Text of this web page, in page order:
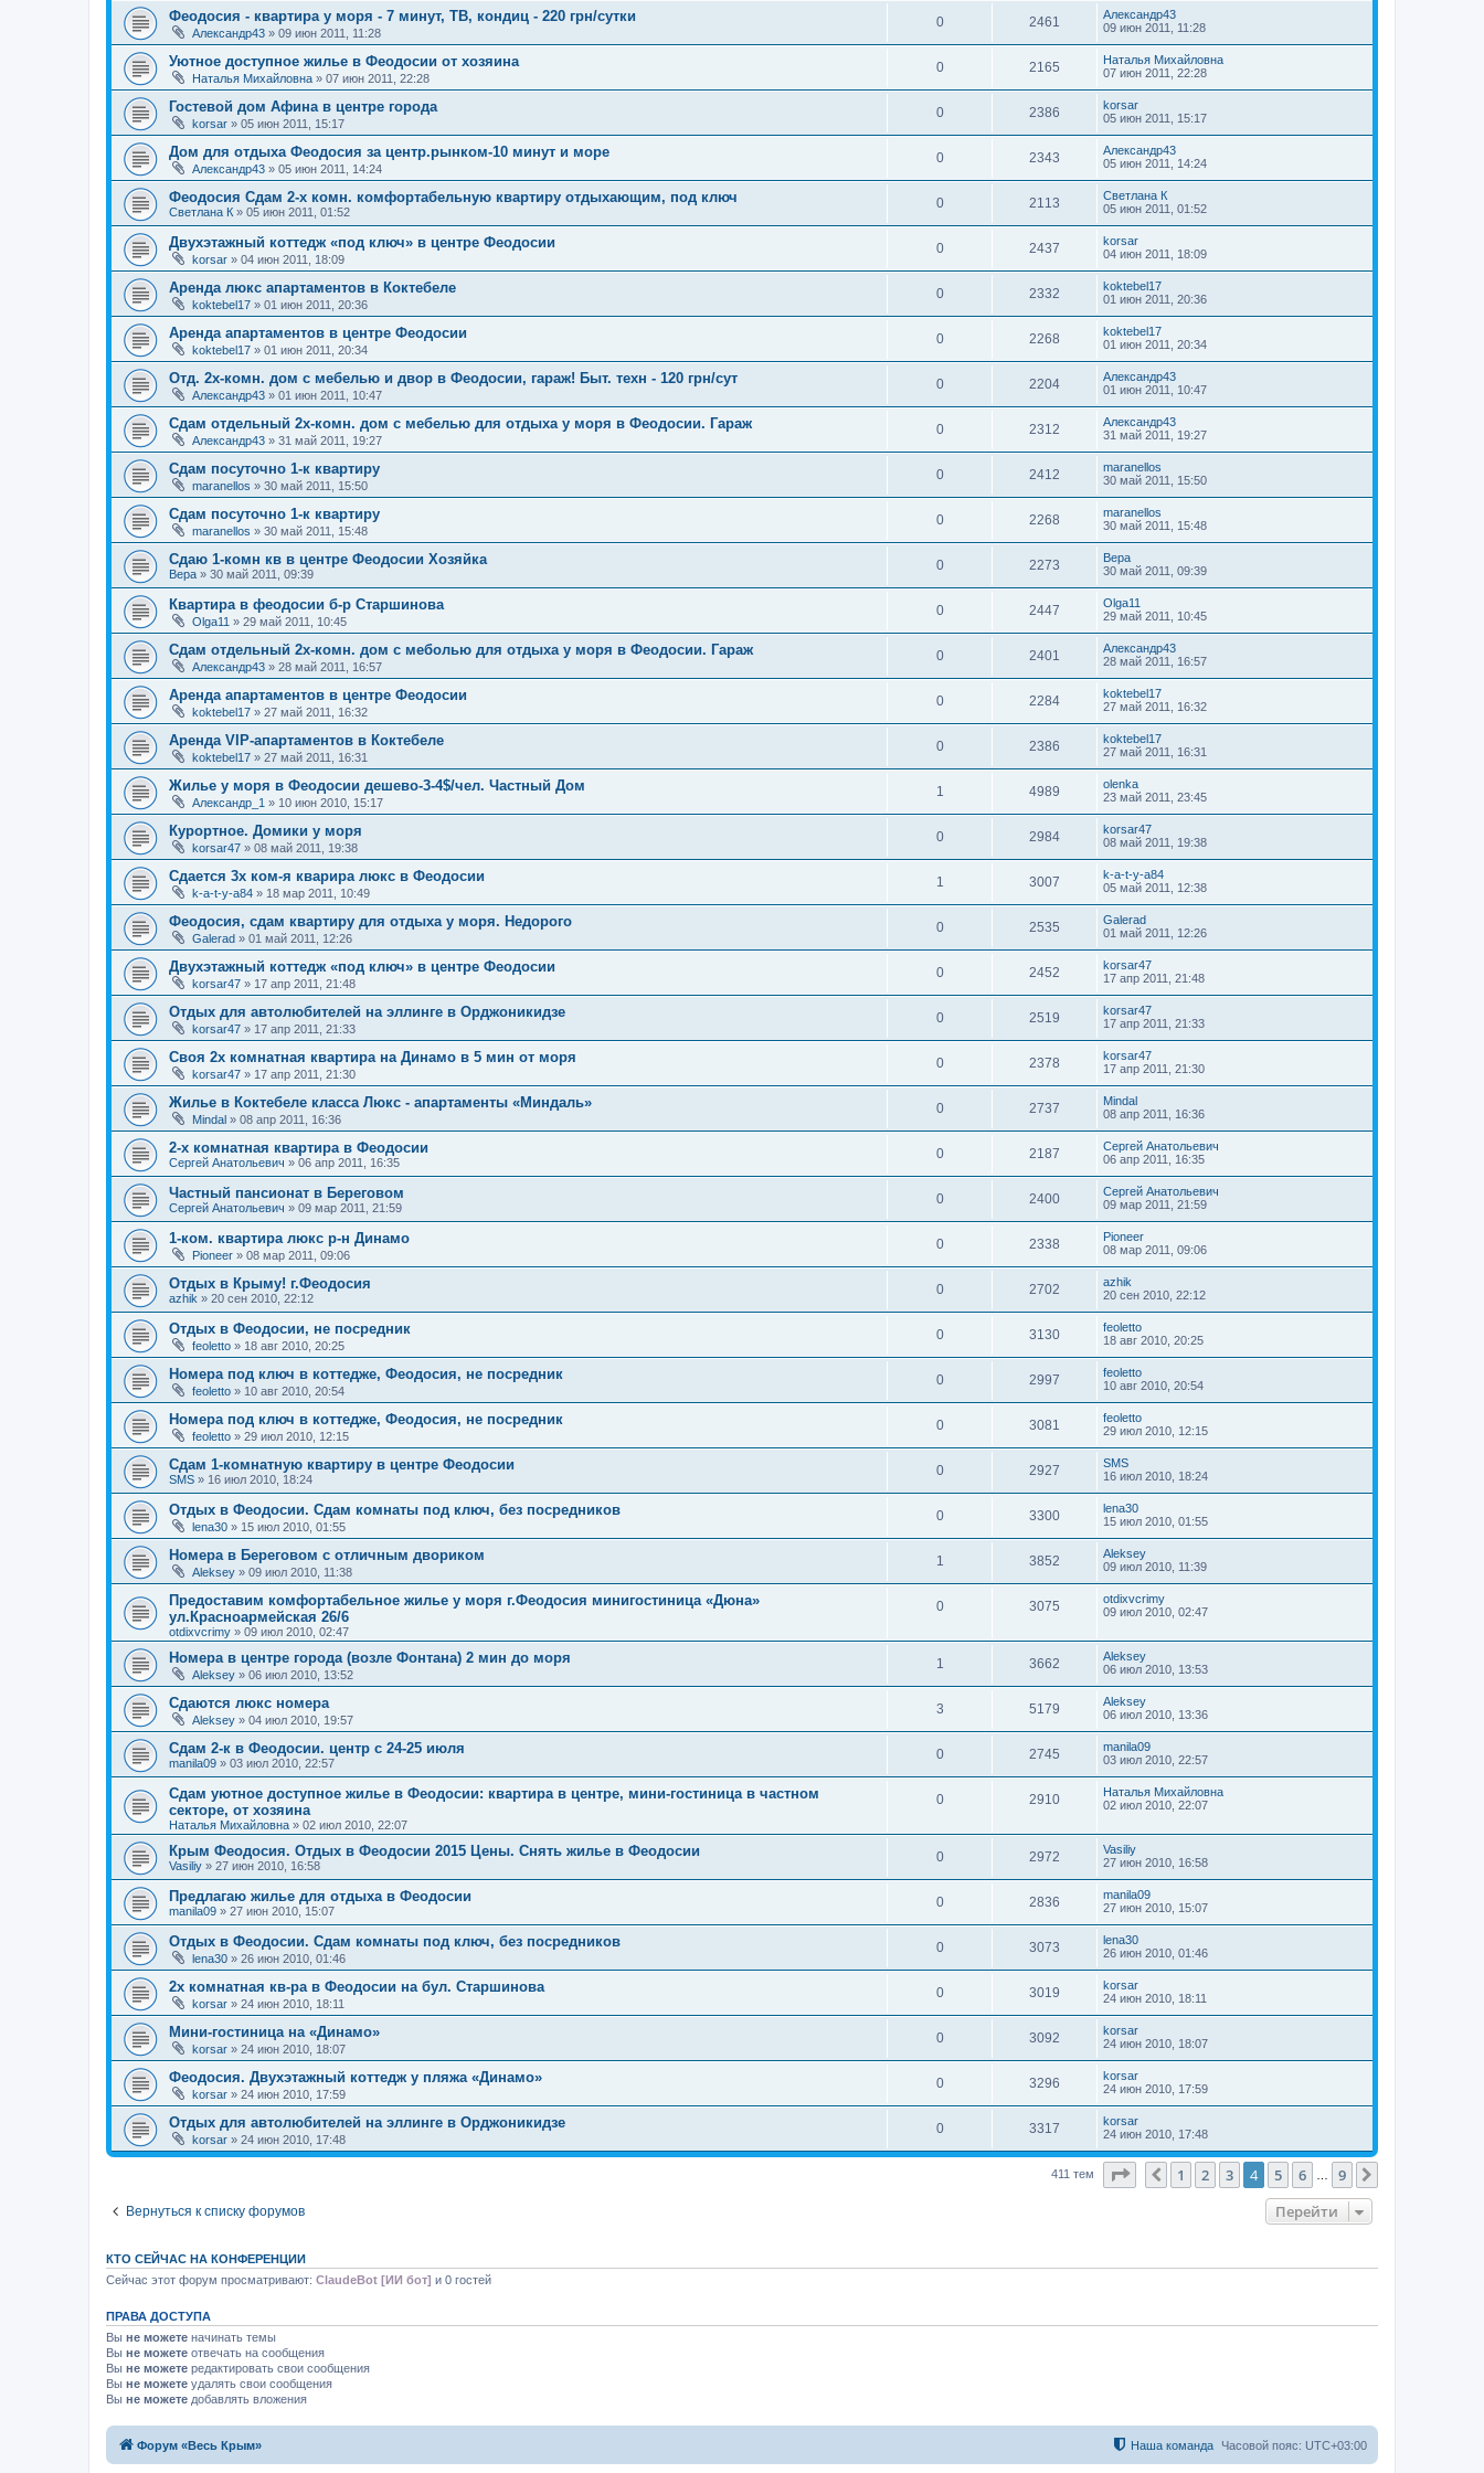
Феодосия - квартира у моря - 7 минут, ТВ, кондиц - 220 грн/сутки
Александр43 » 09 июн 2011, 11:28
0 2461
Александр43
09 июн 2011, 11:28
Уютное доступное жилье в Феодосии от хозяина
Наталья Михайловна » 07 июн 2011, 22:28
0 2165
Наталья Михайловна
07 июн 2011, 22:28
Гостевой дом Афина в центре города
korsar » 05 июн 2011, 15:17
0 2386
korsar
05 июн 2011, 15:17
Дом для отдыха Феодосия за центр.рынком-10 минут и море
Александр43 » 05 июн 2011, 14:24
0 2343
Александр43
05 июн 2011, 14:24
Феодосия Сдам 2-х комн. комфортабельную квартиру отдыхающим, под ключ
Светлана К » 05 июн 2011, 01:52
0 2113
Светлана К
05 июн 2011, 01:52
Двухэтажный коттедж «под ключ» в центре Феодосии
korsar » 04 июн 2011, 18:09
0 2437
korsar
04 июн 2011, 18:09
Аренда люкс апартаментов в Коктебеле
koktebel17 » 01 июн 2011, 20:36
0 2332
koktebel17
01 июн 2011, 20:36
Аренда апартаментов в центре Феодосии
koktebel17 » 01 июн 2011, 20:34
0 2268
koktebel17
01 июн 2011, 20:34
Отд. 2х-комн. дом с мебелью и двор в Феодосии, гараж! Быт. техн - 120 грн/сут
Александр43 » 01 июн 2011, 10:47
0 2204
Александр43
01 июн 2011, 10:47
Сдам отдельный 2х-комн. дом с мебелью для отдыха у моря в Феодосии. Гараж
Александр43 » 31 май 2011, 19:27
0 2312
Александр43
31 май 2011, 19:27
Сдам посуточно 1-к квартиру
maranellos » 30 май 2011, 15:50
0 2412
maranellos
30 май 2011, 15:50
Сдам посуточно 1-к квартиру
maranellos » 30 май 2011, 15:48
0 2268
maranellos
30 май 2011, 15:48
Сдаю 1-комн кв в центре Феодосии Хозяйка
Вера » 30 май 2011, 09:39
0 2273
Вера
30 май 2011, 09:39
Квартира в феодосии б-р Старшинова
Olga11 » 29 май 2011, 10:45
0 2447
Olga11
29 май 2011, 10:45
Сдам отдельный 2х-комн. дом с меболью для отдыха у моря в Феодосии. Гараж
Александр43 » 28 май 2011, 16:57
0 2401
Александр43
28 май 2011, 16:57
Аренда апартаментов в центре Феодосии
koktebel17 » 27 май 2011, 16:32
0 2284
koktebel17
27 май 2011, 16:32
Аренда VIP-апартаментов в Коктебеле
koktebel17 » 27 май 2011, 16:31
0 2386
koktebel17
27 май 2011, 16:31
Жилье у моря в Феодосии дешево-3-4$/чел. Частный Дом
Александр_1 » 10 июн 2010, 15:17
1 4989
olenka
23 май 2011, 23:45
Курортное. Домики у моря
korsar47 » 08 май 2011, 19:38
0 2984
korsar47
08 май 2011, 19:38
Сдается 3х ком-я кварира люкс в Феодосии
k-a-t-y-a84 » 18 мар 2011, 10:49
1 3007
k-a-t-y-a84
05 май 2011, 12:38
Феодосия, сдам квартиру для отдыха у моря. Недорого
Galerad » 01 май 2011, 12:26
0 2535
Galerad
01 май 2011, 12:26
Двухэтажный коттедж «под ключ» в центре Феодосии
korsar47 » 17 апр 2011, 21:48
0 2452
korsar47
17 апр 2011, 21:48
Отдых для автолюбителей на эллинге в Орджоникидзе
korsar47 » 17 апр 2011, 21:33
0 2519
korsar47
17 апр 2011, 21:33
Своя 2х комнатная квартира на Динамо в 5 мин от моря
korsar47 » 17 апр 2011, 21:30
0 2378
korsar47
17 апр 2011, 21:30
Жилье в Коктебеле класса Люкс - апартаменты «Миндаль»
Mindal » 08 апр 2011, 16:36
0 2737
Mindal
08 апр 2011, 16:36
2-х комнатная квартира в Феодосии
Сергей Анатольевич » 06 апр 2011, 16:35
0 2187
Сергей Анатольевич
06 апр 2011, 16:35
Частный пансионат в Береговом
Сергей Анатольевич » 09 мар 2011, 21:59
0 2400
Сергей Анатольевич
09 мар 2011, 21:59
1-ком. квартира люкс р-н Динамо
Pioneer » 08 мар 2011, 09:06
0 2338
Pioneer
08 мар 2011, 09:06
Отдых в Крыму! г.Феодосия
azhik » 20 сен 2010, 22:12
0 2702
azhik
20 сен 2010, 22:12
Отдых в Феодосии, не посредник
feoletto » 18 авг 2010, 20:25
0 3130
feoletto
18 авг 2010, 20:25
Номера под ключ в коттедже, Феодосия, не посредник
feoletto » 10 авг 2010, 20:54
0 2997
feoletto
10 авг 2010, 20:54
Номера под ключ в коттедже, Феодосия, не посредник
feoletto » 29 июл 2010, 12:15
0 3081
feoletto
29 июл 2010, 12:15
Сдам 1-комнатную квартиру в центре Феодосии
SMS » 16 июл 2010, 18:24
0 2927
SMS
16 июл 2010, 18:24
Отдых в Феодосии. Сдам комнаты под ключ, без посредников
lena30 » 15 июл 2010, 01:55
0 3300
lena30
15 июл 2010, 01:55
Номера в Береговом с отличным двориком
Aleksey » 09 июл 2010, 11:38
1 3852
Aleksey
09 июл 2010, 11:39
Предоставим комфортабельное жилье у моря г.Феодосия минигостиница «Дюна»
ул.Красноармейская 26/6
otdixvcrimy » 09 июл 2010, 02:47
0 3075
otdixvcrimy
09 июл 2010, 02:47
Номера в центре города (возле Фонтана) 2 мин до моря
Aleksey » 06 июл 2010, 13:52
1 3662
Aleksey
06 июл 2010, 13:53
Сдаются люкс номера
Aleksey » 04 июл 2010, 19:57
3 5179
Aleksey
06 июл 2010, 13:36
Сдам 2-к в Феодосии. центр с 24-25 июля
manila09 » 03 июл 2010, 22:57
0 2745
manila09
03 июл 2010, 22:57
Сдам уютное доступное жилье в Феодосии: квартира в центре, мини-гостиница в частном
секторе, от хозяина
Наталья Михайловна » 02 июл 2010, 22:07
0 2910
Наталья Михайловна
02 июл 2010, 22:07
Крым Феодосия. Отдых в Феодосии 2015 Цены. Снять жилье в Феодосии
Vasiliy » 27 июн 2010, 16:58
0 2972
Vasiliy
27 июн 2010, 16:58
Предлагаю жилье для отдыха в Феодосии
manila09 » 27 июн 2010, 15:07
0 2836
manila09
27 июн 2010, 15:07
Отдых в Феодосии. Сдам комнаты под ключ, без посредников
lena30 » 26 июн 2010, 01:46
0 3073
lena30
26 июн 2010, 01:46
2х комнатная кв-ра в Феодосии на бул. Старшинова
korsar » 24 июн 2010, 18:11
0 3019
korsar
24 июн 2010, 18:11
Мини-гостиница на «Динамо»
korsar » 24 июн 2010, 18:07
0 3092
korsar
24 июн 2010, 18:07
Феодосия. Двухэтажный коттедж у пляжа «Динамо»
korsar » 24 июн 2010, 17:59
0 3296
korsar
24 июн 2010, 17:59
Отдых для автолюбителей на эллинге в Орджоникидзе
korsar » 24 июн 2010, 17:48
0 3317
korsar
24 июн 2010, 17:48
411 тем Страница4 из
Пред.
1 2 3 4 5 6 9
Вернуться к списку форумов Перейти
КТО СЕЙЧАС НА КОНФЕРЕНЦИИ
Сейчас этот форум просматривают: ClaudeBot [ИИ бот] и 0 гостей
ПРАВА ДОСТУПА
Вы не можете начинать темы
Вы не можете отвечать на сообщения
Вы не можете редактировать свои сообщения
Вы не можете удалять свои сообщения
Вы не можете добавлять вложения
Форум «Весь Крым» Часовой пояс: UTC+03:00
Наша команда